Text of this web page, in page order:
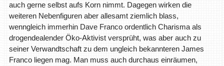
auch gerne selbst aufs Korn nimmt. Dagegen wirken die
weiteren Nebenfiguren aber allesamt ziemlich blass,
wenngleich immerhin Dave Franco ordentlich Charisma als
drogendealender Öko-Aktivist versprüht, was aber auch zu
seiner Verwandtschaft zu dem ungleich bekannteren James
Franco liegen mag. Man muss auch durchaus einräumen,